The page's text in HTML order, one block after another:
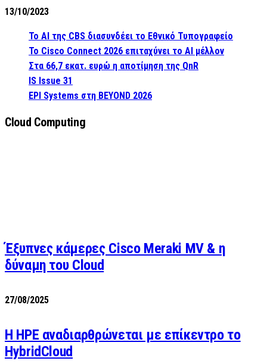
13/10/2023
Το AI της CBS διασυνδέει το Εθνικό Τυπογραφείο
Το Cisco Connect 2026 επιταχύνει το AI μέλλον
Στα 66,7 εκατ. ευρώ η αποτίμηση της QnR
IS Issue 31
EPI Systems στη BEYOND 2026
Cloud Computing
Έξυπνες κάμερες Cisco Meraki MV & η
δύναμη του Cloud
27/08/2025
H HPE αναδιαρθρώνεται με επίκεντρο το
HybridCloud